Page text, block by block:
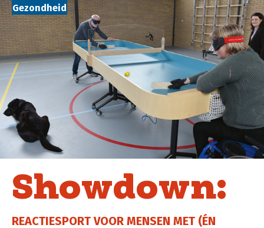
Gezondheid
Showdown:
REACTIESPORT VOOR MENSEN MET (ÉN